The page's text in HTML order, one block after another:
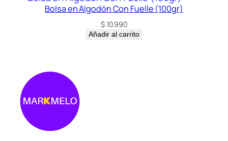
Bolsa en Algodón Con Fuelle (100gr)
$10.990
Añadir al carrito